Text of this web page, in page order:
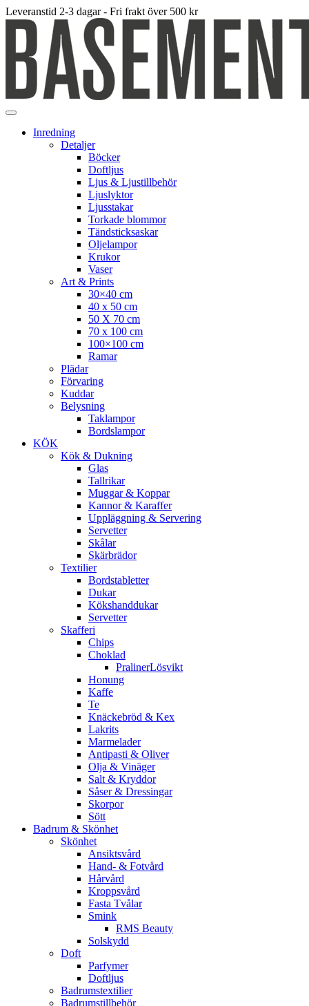
Leveranstid 2-3 dagar - Fri frakt över 500 kr
Inredning
Detaljer
Böcker
Doftljus
Ljus & Ljustillbehör
Ljuslyktor
Ljusstakar
Torkade blommor
Tändsticksaskar
Oljelampor
Krukor
Vaser
Art & Prints
30×40 cm
40 x 50 cm
50 X 70 cm
70 x 100 cm
100×100 cm
Ramar
Plädar
Förvaring
Kuddar
Belysning
Taklampor
Bordslampor
KÖK
Kök & Dukning
Glas
Tallrikar
Muggar & Koppar
Kannor & Karaffer
Uppläggning & Servering
Servetter
Skålar
Skärbrädor
Textilier
Bordstabletter
Dukar
Kökshanddukar
Servetter
Skafferi
Chips
Choklad
PralinerLösvikt
Honung
Kaffe
Te
Knäckebröd & Kex
Lakrits
Marmelader
Antipasti & Oliver
Olja & Vinäger
Salt & Kryddor
Såser & Dressingar
Skorpor
Sött
Badrum & Skönhet
Skönhet
Ansiktsvård
Hand- & Fotvård
Hårvård
Kroppsvård
Fasta Tvålar
Smink
RMS Beauty
Solskydd
Doft
Parfymer
Doftljus
Badrumstextilier
Badrumstillbehör